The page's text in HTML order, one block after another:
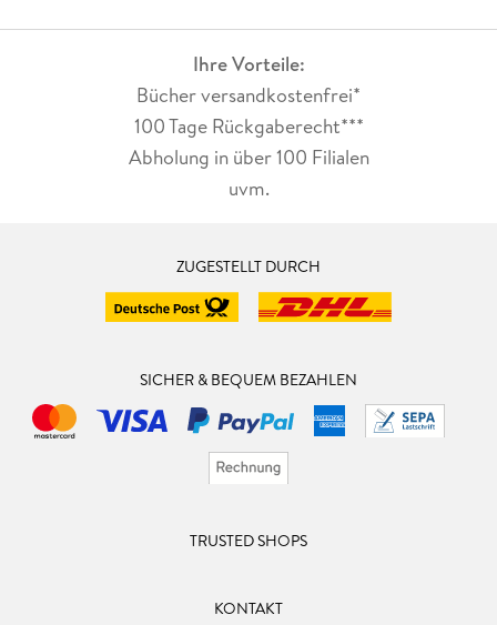
Ihre Vorteile:
Bücher versandkostenfrei*
100 Tage Rückgaberecht***
Abholung in über 100 Filialen
uvm.
ZUGESTELLT DURCH
SICHER & BEQUEM BEZAHLEN
TRUSTED SHOPS
KONTAKT